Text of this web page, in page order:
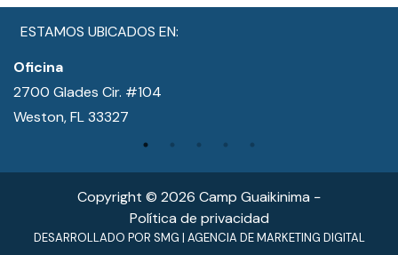
ESTAMOS UBICADOS EN:
Oficina
2700 Glades Cir. #104
Weston, FL 33327
Copyright © 2026 Camp Guaikinima −
Política de privacidad
DESARROLLADO POR SMG | AGENCIA DE MARKETING DIGITAL